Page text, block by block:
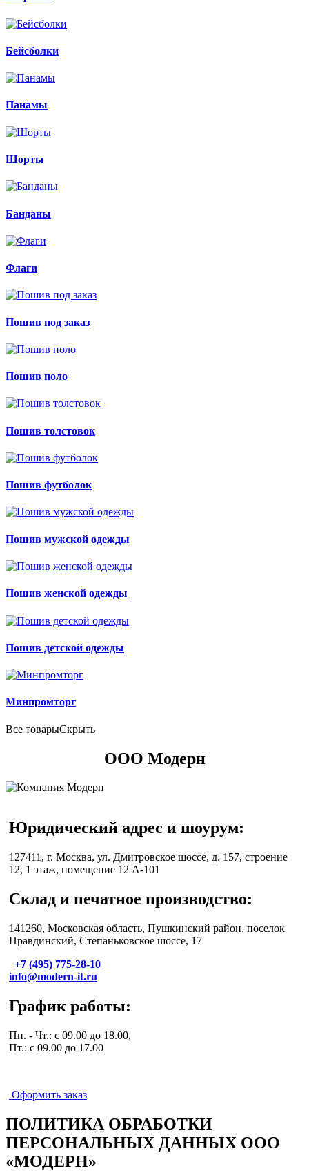
Бейсболки
Панамы
Шорты
Банданы
Флаги
Пошив под заказ
Пошив поло
Пошив толстовок
Пошив футболок
Пошив мужской одежды
Пошив женской одежды
Пошив детской одежды
Минпромторг
Все товарыСкрыть
ООО Модерн
Юридический адрес и шоурум:
127411 , г. Москва, ул. Дмитровское шоссе, д. 157, строение
12, 1 этаж, помещение 12 А-101
Склад и печатное производство:
141260, Московская область, Пушкинский район, поселок
Правдинский, Степаньковское шоссе, 17
+7 (495) 775-28-10
info@modern-it.ru
График работы:
Пн. - Чт.: с 09.00 до 18.00,
Пт.: с 09.00 до 17.00
Оформить заказ
ПОЛИТИКА ОБРАБОТКИ
ПЕРСОНАЛЬНЫХ ДАННЫХ ООО
«МОДЕРН»